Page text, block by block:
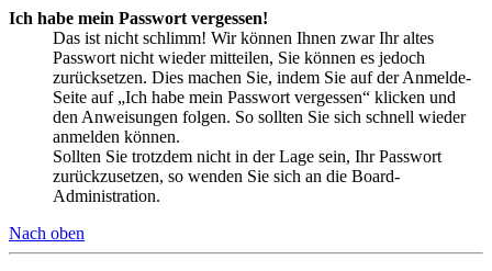
Ich habe mein Passwort vergessen!
Das ist nicht schlimm! Wir können Ihnen zwar Ihr altes
Passwort nicht wieder mitteilen, Sie können es jedoch
zurücksetzen. Dies machen Sie, indem Sie auf der Anmelde-
Seite auf „Ich habe mein Passwort vergessen“ klicken und
den Anweisungen folgen. So sollten Sie sich schnell wieder
anmelden können.
Sollten Sie trotzdem nicht in der Lage sein, Ihr Passwort
zurückzusetzen, so wenden Sie sich an die Board-
Administration.
Nach oben